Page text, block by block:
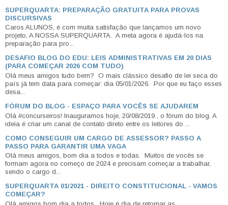
SUPERQUARTA: PREPARAÇÃO GRATUITA PARA PROVAS
DISCURSIVAS
Caros ALUNOS, é com muita satisfação que lançamos um novo
projeto, A NOSSA SUPERQUARTA. A meta agora é ajudá-los na
preparação para pro...
DESAFIO BLOG DO EDU: LEIS ADMINISTRATIVAS EM 20 DIAS
(PARA COMEÇAR 2026 COM TUDO)
Olá meus amigos tudo bem? O mais clássico desafio de lei seca do
país já tem data para começar: dia 05/01/2026. Por que eu faço esses
desa...
FÓRUM DO BLOG - ESPAÇO PARA VOCÊS SE AJUDAREM
Olá #concurseiros! Inauguramos hoje, 20/08/2019 , o fórum do blog. A
ideia é criar um canal de contato direto entre os leitores do ...
COMO CONSEGUIR UM CARGO DE ASSESSOR? PASSO A
PASSO PARA GARANTIR UMA VAGA
Olá meus amigos, bom dia a todos e todas. Muitos de vocês se
formam agora no começo de 2024 e precisam começar a trabalhar,
sendo o cargo d...
SUPERQUARTA 01/2021 - DIREITO CONSTITUCIONAL - VAMOS
COMEÇAR?